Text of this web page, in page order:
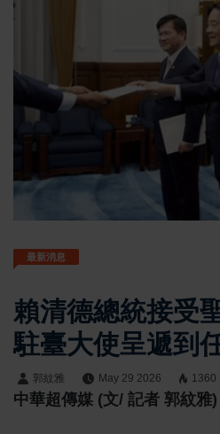
最新消息
賴清德總統接受
駐臺大使呈遞到
化臺聖合作實現
郭紋雅 May 29 2026 1360
中華超傳媒 (文/ 記者 郭紋雅)